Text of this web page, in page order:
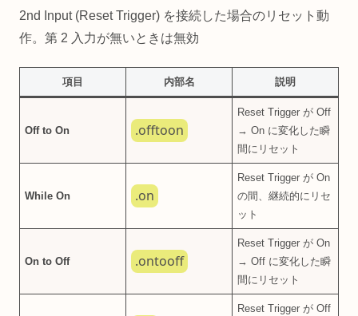
2nd Input (Reset Trigger) を接続した場合のリセット動
作。第 2 入力が無いときは無効
項目 内部名 説明
Off to On .offtoon
Reset Trigger が Off
→ On に変化した瞬
間にリセット
While On .on
Reset Trigger が On
の間、継続的にリセ
ット
On to Off .ontooff
Reset Trigger が On
→ Off に変化した瞬
間にリセット
Reset Trigger が Off